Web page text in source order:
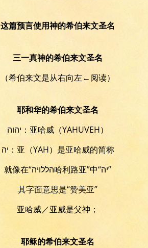
这篇预言使用神的希伯来文圣名
三一真神的希伯来文圣名
（希伯来文是从右向左←阅读）
耶和华的希伯来文圣名
יהוה：亚哈威（YAHUVEH）
יה：亚（YAH）是亚哈威的简称
就像在“הללויה哈利路亚”中“יה”
其字面意思是“赞美亚”
亚哈威／亚威是父神；
耶稣的希伯来文圣名